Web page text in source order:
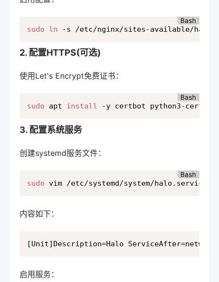
Bash
sudo ln -s /etc/nginx/sites-available/halo /
2. 配置HTTPS(可选)
使用Let's Encrypt免费证书：
Bash
sudo apt install -y certbot python3-
3. 配置系统服务
创建systemd服务文件：
Bash
sudo vim /etc/systemd/system/halo.service
内容如下：
[Unit]Description=Halo
启用服务：